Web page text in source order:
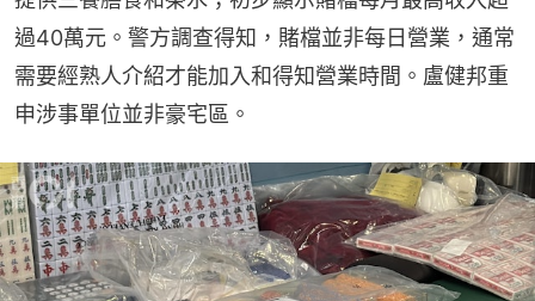
過40萬元。警方調查得知，賭檔並非每日營業，通常
需要經熟人介紹才能加入和得知營業時間。盧健邦重
申涉事單位並非豪宅區。